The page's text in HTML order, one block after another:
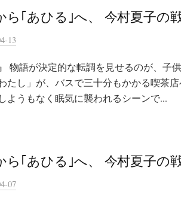
ら｢あひる｣へ、 今村夏子の
13
物語が決定的な転調を見せるのが、子
たし」が、バスで三十分もかかる喫茶
ようもなく眠気に襲われるシーンで...
ら｢あひる｣へ、 今村夏子の
07